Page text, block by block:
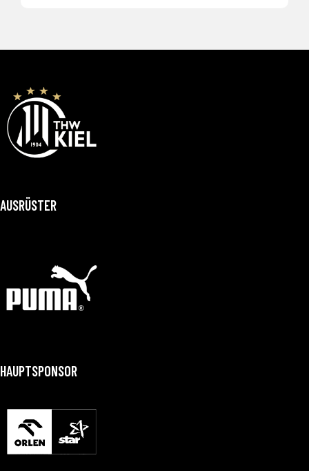
AUSRÜSTER
HAUPTSPONSOR